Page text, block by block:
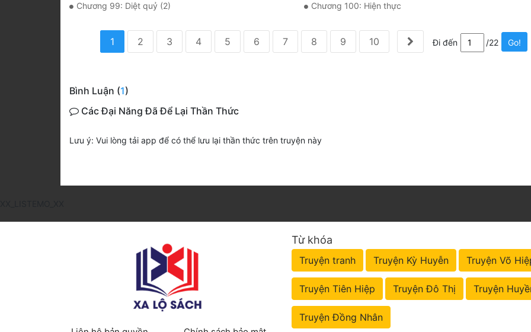
Chương 99: Diệt quỷ (2) Chương 100: Hiện thực
1 2 3 4 5 6 7 8 9 10 Đi đến /22 Go!
Bình Luận (1)
Các Đại Năng Đã Để Lại Thần Thức
Lưu ý: Vui lòng tải app để có thể lưu lại thần thức trên truyện này
Từ khóa
Truyện tranh Truyện Kỳ Huyễn Truyện Võ
Truyện Tiên Hiệp Truyện Đô Thị Truyện
Truyện Đồng Nhân